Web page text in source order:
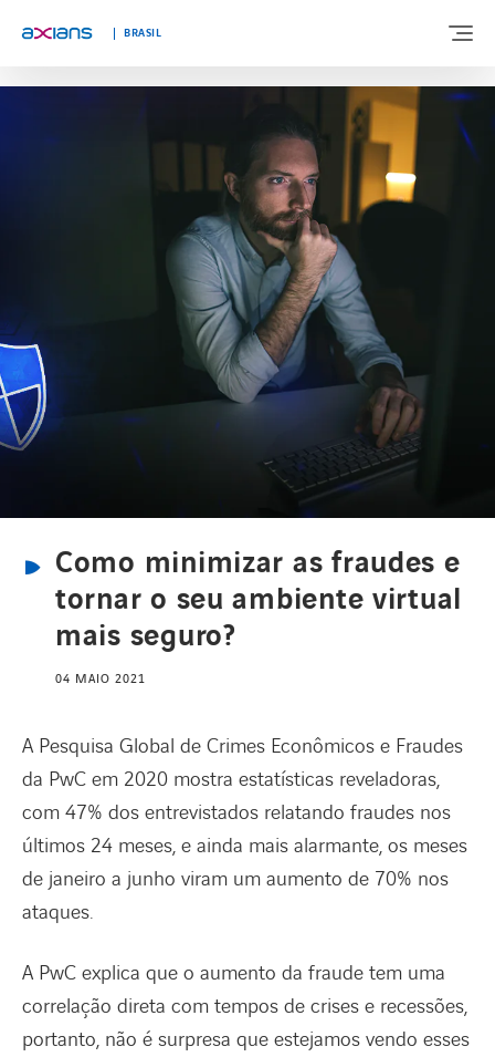
BRASIL
BEM-VINDO A AXIANS BRASIL
EXPERTISES
BLOG
CANAL DE DENÚNCIAS
CARREIRAS
Como minimizar as fraudes e
tornar o seu ambiente virtual
mais seguro?
04 MAIO 2021
A Pesquisa Global de Crimes Econômicos e Fraudes
da PwC em 2020 mostra estatísticas reveladoras,
com 47% dos entrevistados relatando fraudes nos
últimos 24 meses, e ainda mais alarmante, os meses
de janeiro a junho viram um aumento de 70% nos
ataques.
A PwC explica que o aumento da fraude tem uma
correlação direta com tempos de crises e recessões,
portanto, não é surpresa que estejamos vendo esses